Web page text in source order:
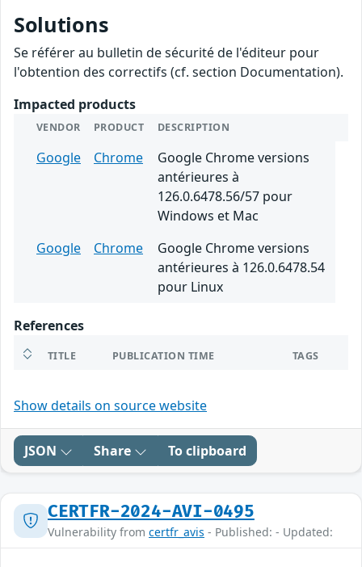
Solutions
Se référer au bulletin de sécurité de l'éditeur pour
l'obtention des correctifs (cf. section Documentation).
Impacted products
VENDOR PRODUCT DESCRIPTION
Google Chrome
Google Chrome versions
antérieures à
126.0.6478.56/57 pour
Windows et Mac
Google
Chrome
Google Chrome versions
antérieures à 126.0.6478.54
pour Linux
References
TITLE PUBLICATION TIME TAGS
Show details on source website
JSON Share To clipboard
CERTFR-2024-AVI-0495
Vulnerability from certfr_avis - Published: - Updated: